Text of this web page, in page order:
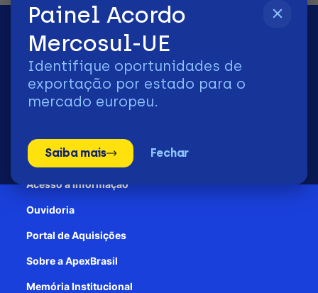
Painel Acordo
Mercosul-UE
Identifique oportunidades de
exportação por estado para o
mercado europeu.
Saiba mais Fechar
2026 | © Todos os Direitos Reservados - ApexBrasil
Patrocínio
Acesso à informação
Ouvidoria
Portal de Aquisições
Sobre a ApexBrasil
Memória Institucional